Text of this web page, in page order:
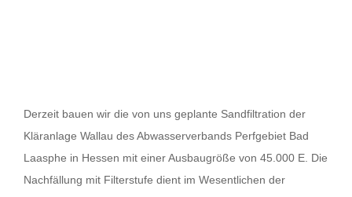
Derzeit bauen wir die von uns geplante Sandfiltration der
Kläranlage Wallau des Abwasserverbands Perfgebiet Bad
Laasphe in Hessen mit einer Ausbaugröße von 45.000 E. Die
Nachfällung mit Filterstufe dient im Wesentlichen der